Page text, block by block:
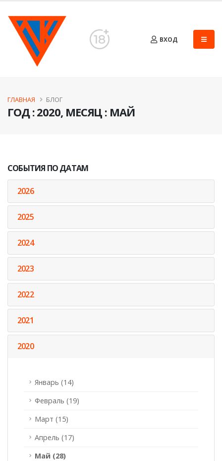
ВХОД
ГОД : 2020, МЕСЯЦ : МАЙ
ГЛАВНАЯ БЛОГ
СОБЫТИЯ ПО ДАТАМ
2026
2025
2024
2023
2022
2021
2020
Январь (14)
Февраль (19)
Март (15)
Апрель (17)
Май (28)